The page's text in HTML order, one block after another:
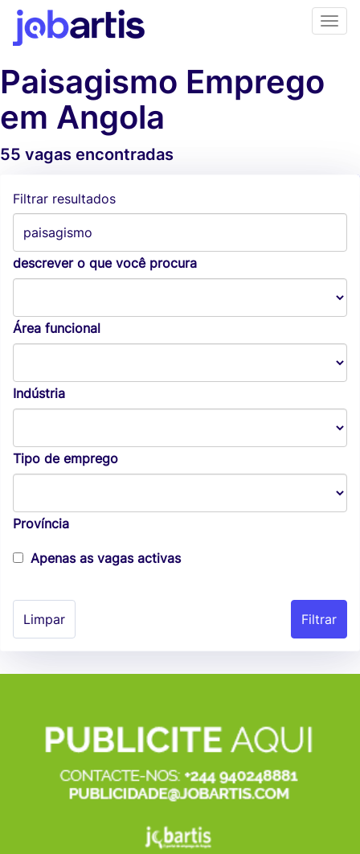
Paisagismo Emprego
em Angola
55 vagas encontradas
Filtrar resultados
descrever o que você procura
Área funcional
Indústria
Tipo de emprego
Província
Apenas as vagas activas
Limpar